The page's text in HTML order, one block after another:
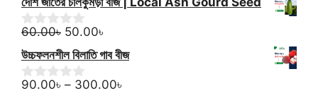
u
t
o
5
was:
150.00৳.
is:
0
o
u
t
o
60.00৳ Original
price
was:
60.00৳.
50.00৳
price
50.00৳.
উচ্চফলনশীল বিলাতি গাব বীজ
0
90.00৳ – 300.00৳